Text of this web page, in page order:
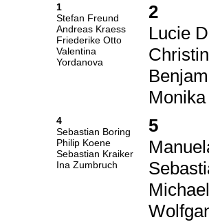
1
Stefan Freund
Andreas Kraess
Friederike Otto
Valentina
Yordanova
2
Lucie
4
Sebastian Boring
Philip Koene
Sebastian Kraiker
Ina Zumbruch
5